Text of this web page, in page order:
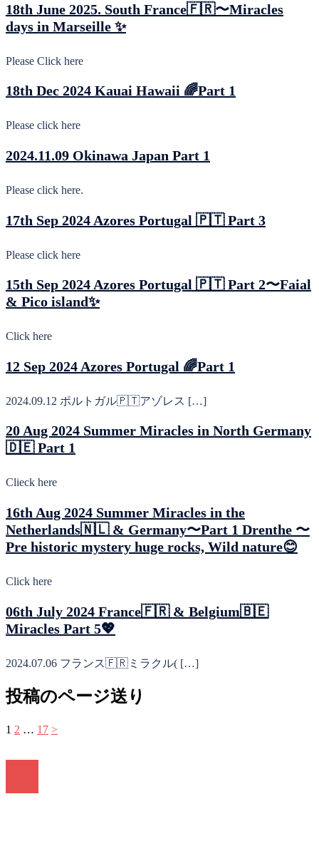
18th June 2025. South France🇫🇷〜Miracles
days in Marseille ✨
Please Click here
18th Dec 2024 Kauai Hawaii 🌈Part 1
Please click here
2024.11.09 Okinawa Japan Part 1
Please click here.
17th Sep 2024 Azores Portugal 🇵🇹 Part 3
Please click here
15th Sep 2024 Azores Portugal 🇵🇹 Part 2〜Faial
& Pico island✨
Click here
12 Sep 2024 Azores Portugal 🌈Part 1
2024.09.12 ポルトガル🇵🇹アゾレス […]
20 Aug 2024 Summer Miracles in North Germany
🇩🇪 Part 1
Clieck here
16th Aug 2024 Summer Miracles in the
Netherlands🇳🇱 & Germany〜Part 1 Drenthe 〜
Pre historic mystery huge rocks, Wild nature😊
Click here
06th July 2024 France🇫🇷 & Belgium🇧🇪
Miracles Part 5💖
2024.07.06 フランス🇫🇷ミラクル( […]
投稿のページ送り
1 2 … 17 >